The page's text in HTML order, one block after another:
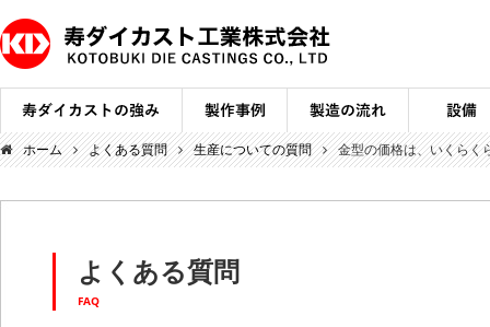
ホーム よくある質問 生産についての質問 金型の価格は、いくらく
よくある質問
FAQ